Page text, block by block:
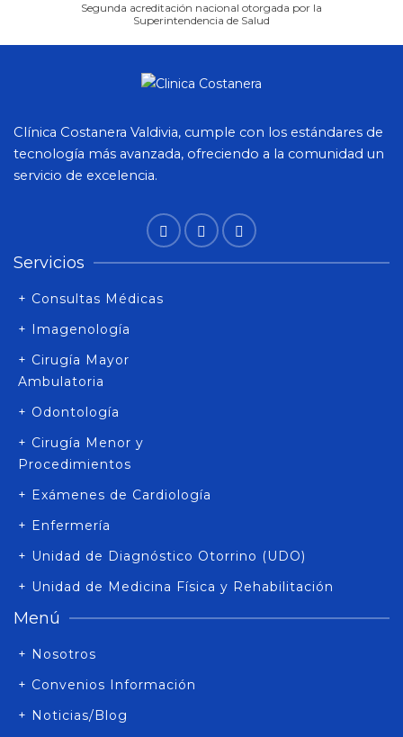
Segunda acreditación nacional otorgada por la
Superintendencia de Salud
Clínica Costanera Valdivia, cumple con los estándares de
tecnología más avanzada, ofreciendo a la comunidad un
servicio de excelencia.
Servicios
+ Consultas Médicas
+ Imagenología
+ Cirugía Mayor
Ambulatoria
+ Odontología
+ Cirugía Menor y
Procedimientos
+ Exámenes de Cardiología
+ Enfermería
+ Unidad de Diagnóstico Otorrino (UDO)
+ Unidad de Medicina Física y Rehabilitación
Menú
+ Nosotros
+ Convenios Información
+ Noticias/Blog